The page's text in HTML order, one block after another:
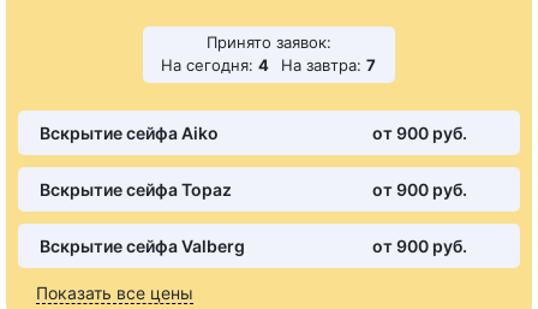
Принято заявок:
На сегодня: 4 На завтра: 7
Вскрытие сейфа Aiko от 900 pуб.
Вскрытие сейфа Topaz от 900 pуб.
Вскрытие сейфа Valberg от 900 pуб.
Показать все цены